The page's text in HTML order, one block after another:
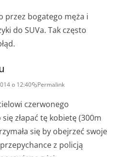
przez bogatego męża i
do SUVa. Tak często
o 12:40 Permalink
czerwonego
złapać tę kobietę (300m
się by obejrzeć swoje
z policją